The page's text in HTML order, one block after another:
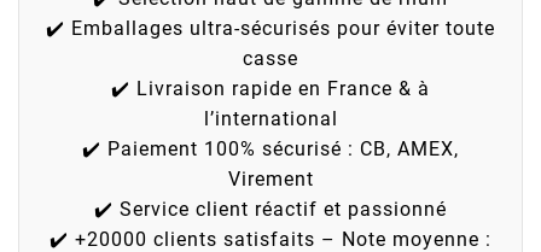
✔️ Emballages ultra-sécurisés pour éviter toute
casse
✔️ Livraison rapide en France & à
l’international
✔️ Paiement 100% sécurisé : CB, AMEX,
Virement
✔️ Service client réactif et passionné
✔️ +20000 clients satisfaits – Note moyenne :